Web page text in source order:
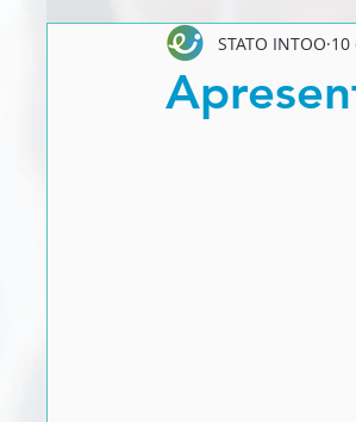
INFOGRÁFICO NEWSLETTER
STATO INTOO 10